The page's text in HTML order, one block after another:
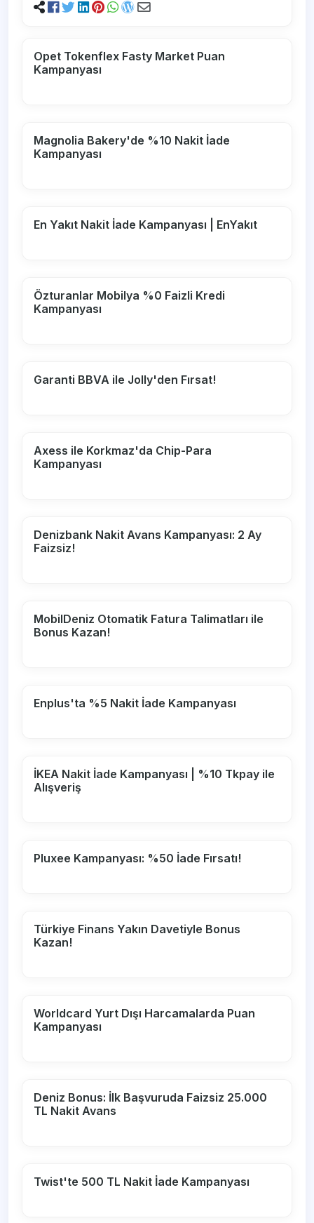
Opet Tokenflex Fasty Market Puan
Kampanyası
Magnolia Bakery'de %10 Nakit İade
Kampanyası
En Yakıt Nakit İade Kampanyası | EnYakıt
Özturanlar Mobilya %0 Faizli Kredi
Kampanyası
Garanti BBVA ile Jolly'den Fırsat!
Axess ile Korkmaz'da Chip-Para
Kampanyası
Denizbank Nakit Avans Kampanyası: 2 Ay
Faizsiz!
MobilDeniz Otomatik Fatura Talimatları ile
Bonus Kazan!
Enplus'ta %5 Nakit İade Kampanyası
İKEA Nakit İade Kampanyası | %10 Tkpay ile
Alışveriş
Pluxee Kampanyası: %50 İade Fırsatı!
Türkiye Finans Yakın Davetiyle Bonus
Kazan!
Worldcard Yurt Dışı Harcamalarda Puan
Kampanyası
Deniz Bonus: İlk Başvuruda Faizsiz 25.000
TL Nakit Avans
Twist'te 500 TL Nakit İade Kampanyası